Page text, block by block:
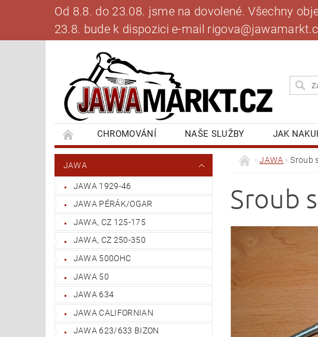
Od 8.8. do 23.08. jsme na dovolené. Všechny
23.8. bude k dispozici e-mail
CHROMOVÁNÍ NAŠE SLUŽBY JAK
BANKOVNÍ SPOJENÍ
NAPIŠTE NÁM BLOG
JAWA
JAWA 1929-46
JAWA PÉRÁK/OGAR
JAWA, CZ 125-175
JAWA, CZ 250-350
JAWA 500OHC
JAWA 50
JAWA 634
JAWA CALIFORNIAN
JAWA 623/633 BIZON
JAWA Sroub
Sroub